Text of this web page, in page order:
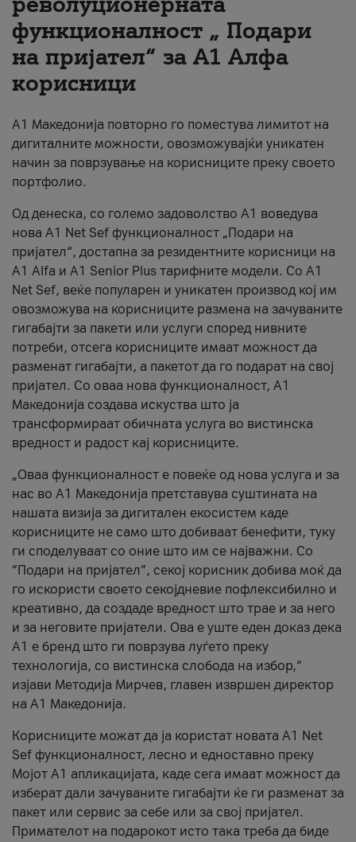
За нас
#ПодобарОнлајн
функционалност „ Подари
на пријател“ за А1 Алфа
корисници
А1 Македонија повторно го поместува лимитот на
дигиталните можности, овозможувајќи уникатен
начин за поврзување на корисниците преку своето
портфолио.
Од денеска, со големо задоволство А1 воведува
нова A1 Net Sef функционалност „Подари на
пријател“, достапна за резидентните корисници на
А1 Alfa и A1 Senior Plus тарифните модели. Со A1
Net Sef, веќе популарен и уникатен производ кој им
овозможува на корисниците размена на зачуваните
гигабајти за пакети или услуги според нивните
потреби, отсега корисниците имаат можност да
разменат гигабајти, а пакетот да го подарат на свој
пријател. Со оваа нова функционалност, А1
Македонија создава искуства што ја
трансформираат обичната услуга во вистинска
вредност и радост кај корисниците.
„Оваа функционалност е повеќе од нова услуга и за
нас во А1 Македонија претставува суштината на
нашата визија за дигитален екосистем каде
корисниците не само што добиваат бенефити, туку
ги споделуваат со оние што им се најважни. Со
“Подари на пријател”, секој корисник добива моќ да
го искористи своето секојдневие пофлексибилно и
креативно, да создаде вредност што трае и за него
и за неговите пријатели. Ова е уште еден доказ дека
А1 е бренд што ги поврзува луѓето преку
технологија, со вистинска слобода на избор,“
изјави Методија Мирчев, главен извршен директор
на А1 Македонија.
Корисниците можат да ја користат новата А1 Net
Sef функционалност, лесно и едноставно преку
Мојот А1 апликацијата, каде сега имаат можност да
изберат дали зачуваните гигабајти ќе ги разменат за
пакет или сервис за себе или за свој пријател.
Примателот на подарокот исто така треба да биде